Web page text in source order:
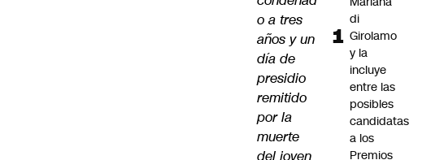
o a tres
años y un
día de
presidio
remitido
por la
muerte
del joven
di
Girolamo
y la
incluye
entre las
posibles
candidatas
a los
Premios